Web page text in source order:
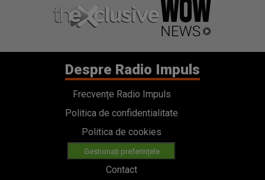
Despre Radio Impuls
Frecvențe Radio Impuls
Politica de confidentialitate
Politica de cookies
Gestionați preferințele
Contact